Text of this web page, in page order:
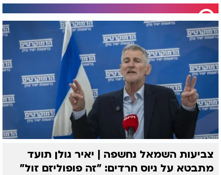
צביעות השמאל נחשפה | יאיר גולן תועד
מתבטא על גיוס חרדים: "זה פופוליזם זול"